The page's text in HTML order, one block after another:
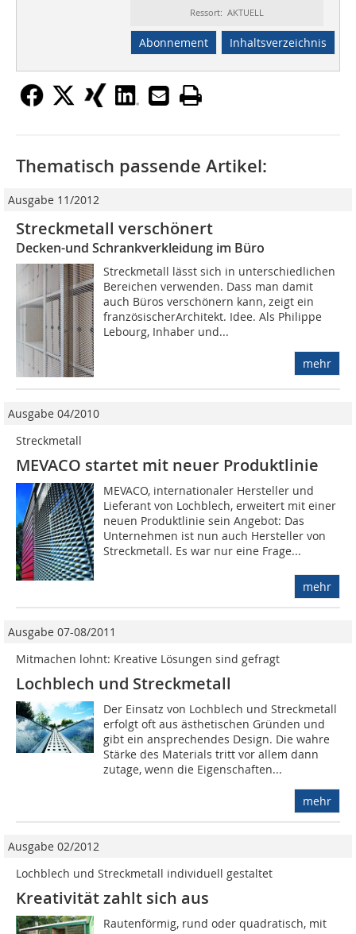
Ressort: AKTUELL
Abonnement Inhaltsverzeichnis
Thematisch passende Artikel:
Ausgabe 11/2012
Streckmetall verschönert
Decken-und Schrankverkleidung im Büro
Streckmetall lässt sich in unterschiedlichen
Bereichen verwenden. Dass man damit
auch Büros verschönern kann, zeigt ein
französischerArchitekt. Idee. Als Philippe
Lebourg, Inhaber und...
mehr
Ausgabe 04/2010
Streckmetall
MEVACO startet mit neuer Produktlinie
MEVACO, internationaler Hersteller und
Lieferant von Lochblech, erweitert mit einer
neuen Produktlinie sein Angebot: Das
Unternehmen ist nun auch Hersteller von
Streckmetall. Es war nur eine Frage...
mehr
Ausgabe 07-08/2011
Mitmachen lohnt: Kreative Lösungen sind gefragt
Lochblech und Streckmetall
Der Einsatz von Lochblech und Streckmetall
erfolgt oft aus ästhetischen Gründen und
gibt ein ansprechendes Design. Die wahre
Stärke des Materials tritt vor allem dann
zutage, wenn die Eigenschaften...
mehr
Ausgabe 02/2012
Lochblech und Streckmetall individuell gestaltet
Kreativität zahlt sich aus
Rautenförmig, rund oder quadratisch, mit